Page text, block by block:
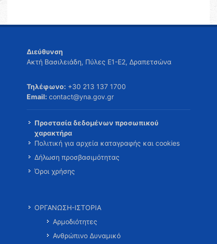
Διεύθυνση
Ακτή Βασιλειάδη, Πύλες Ε1-Ε2, Δραπετσώνα
Τηλέφωνο: +30 213 137 1700
Email: contact@yna.gov.gr
Προστασία δεδομένων προσωπικού
χαρακτήρα
Πολιτική για αρχεία καταγραφής και cookies
Δήλωση προσβασιμότητας
Όροι χρήσης
ΟΡΓΑΝΩΣΗ-ΙΣΤΟΡΙΑ
Αρμοδιότητες
Ανθρώπινο Δυναμικό